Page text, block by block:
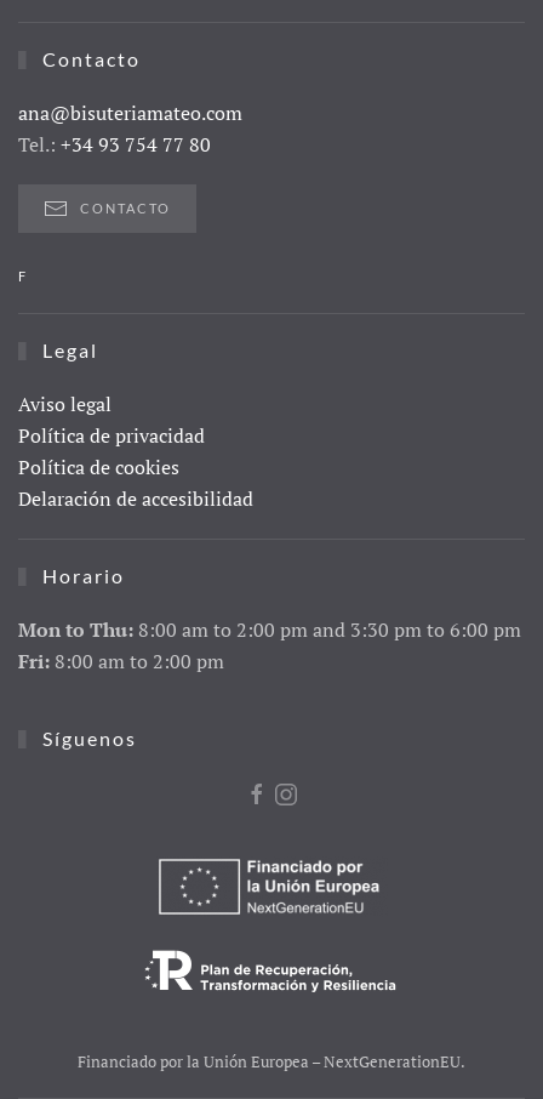
Contacto
ana@bisuteriamateo.com
Tel.: +34 93 754 77 80
CONTACTO
F
Legal
Aviso legal
Política de privacidad
Política de cookies
Delaración de accesibilidad
Horario
Mon to Thu: 8:00 am to 2:00 pm and 3:30 pm to 6:00 pm
Fri: 8:00 am to 2:00 pm
Síguenos
Financiado por la Unión Europea – NextGenerationEU.